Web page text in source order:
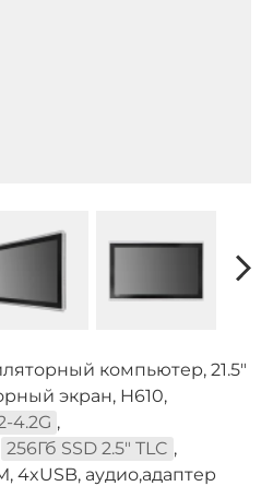
компьютер, 21.5"
экран, H610,
4.2G ,
256Гб SSD 2.5" TLC ,
4xUSB, аудио,адаптер